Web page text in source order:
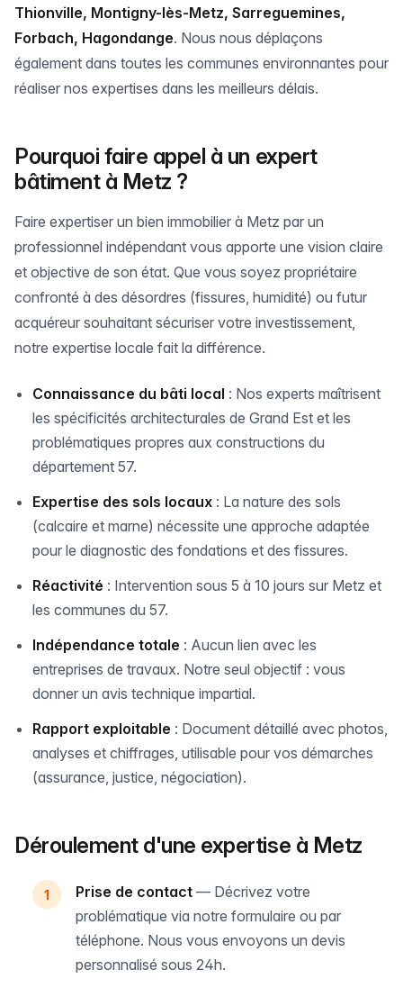
Thionville, Montigny-lès-Metz, Sarreguemines,
Forbach, Hagondange. Nous nous déplaçons
également dans toutes les communes environnantes pour
réaliser nos expertises dans les meilleurs délais.
Pourquoi faire appel à un expert
bâtiment à Metz ?
Faire expertiser un bien immobilier à Metz par un
professionnel indépendant vous apporte une vision claire
et objective de son état. Que vous soyez propriétaire
confronté à des désordres (fissures, humidité) ou futur
acquéreur souhaitant sécuriser votre investissement,
notre expertise locale fait la différence.
Connaissance du bâti local : Nos experts maîtrisent
les spécificités architecturales de Grand Est et les
problématiques propres aux constructions du
département 57.
Expertise des sols locaux : La nature des sols
(calcaire et marne) nécessite une approche adaptée
pour le diagnostic des fondations et des fissures.
Réactivité : Intervention sous 5 à 10 jours sur Metz et
les communes du 57.
Indépendance totale : Aucun lien avec les
entreprises de travaux. Notre seul objectif : vous
donner un avis technique impartial.
Rapport exploitable : Document détaillé avec photos,
analyses et chiffrages, utilisable pour vos démarches
(assurance, justice, négociation).
Déroulement d'une expertise à Metz
Prise de contact — Décrivez votre
problématique via notre formulaire ou par
téléphone. Nous vous envoyons un devis
personnalisé sous 24h.